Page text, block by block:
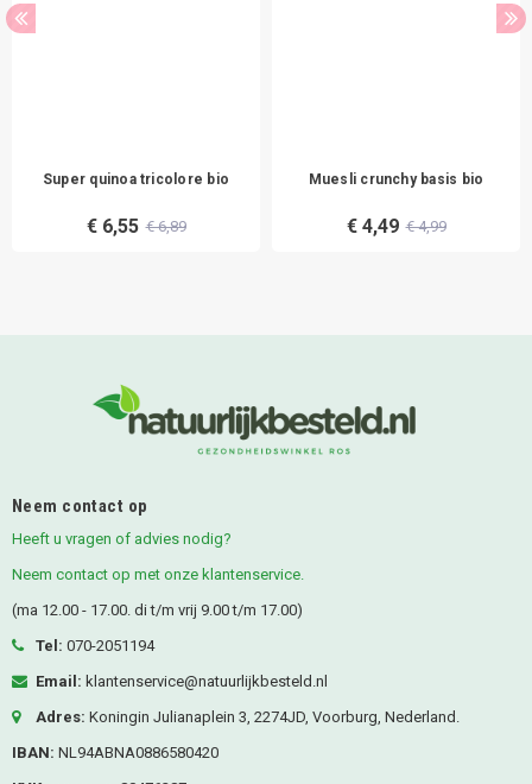
Super quinoa tricolore bio
€ 6,55 € 6,89
Muesli crunchy basis bio
€ 4,49 € 4,99
Neem contact op
Heeft u vragen of advies nodig?
Neem contact op met onze klantenservice.
(ma 12.00 - 17.00. di t/m vrij 9.00 t/m 17.00)
Tel: 070-2051194
Email: klantenservice@natuurlijkbesteld.nl
Adres: Koningin Julianaplein 3, 2274JD, Voorburg, Nederland.
IBAN: NL94ABNA0886580420